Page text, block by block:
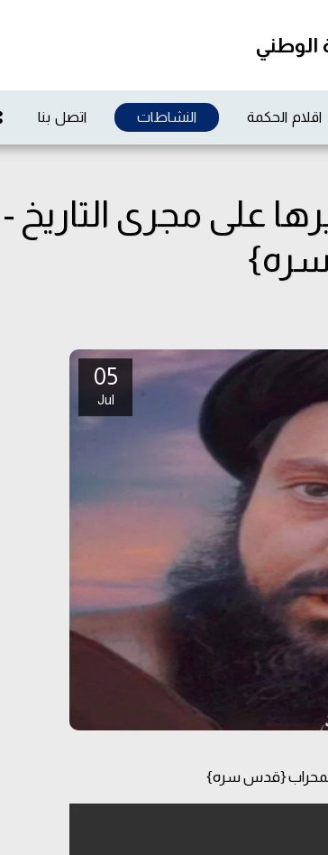
الوطني
اقلام الحكمة النشاطات اتصل بنا
على مجرى
05
Jul
المحراب {قدس سره}